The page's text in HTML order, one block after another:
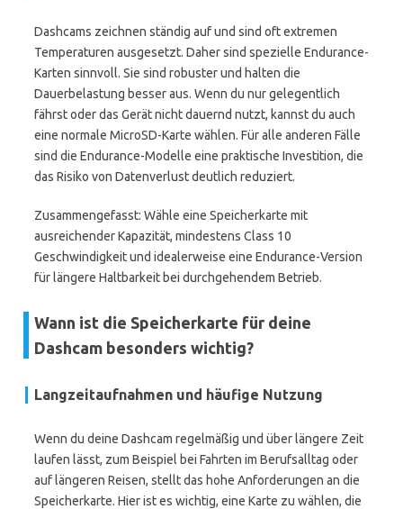
Dashcams zeichnen ständig auf und sind oft extremen
Temperaturen ausgesetzt. Daher sind spezielle Endurance-
Karten sinnvoll. Sie sind robuster und halten die
Dauerbelastung besser aus. Wenn du nur gelegentlich
fährst oder das Gerät nicht dauernd nutzt, kannst du auch
eine normale MicroSD-Karte wählen. Für alle anderen Fälle
sind die Endurance-Modelle eine praktische Investition, die
das Risiko von Datenverlust deutlich reduziert.
Zusammengefasst: Wähle eine Speicherkarte mit
ausreichender Kapazität, mindestens Class 10
Geschwindigkeit und idealerweise eine Endurance-Version
für längere Haltbarkeit bei durchgehendem Betrieb.
Wann ist die Speicherkarte für deine
Dashcam besonders wichtig?
Langzeitaufnahmen und häufige Nutzung
Wenn du deine Dashcam regelmäßig und über längere Zeit
laufen lässt, zum Beispiel bei Fahrten im Berufsalltag oder
auf längeren Reisen, stellt das hohe Anforderungen an die
Speicherkarte. Hier ist es wichtig, eine Karte zu wählen, die